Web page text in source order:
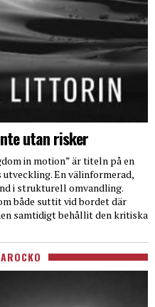
utan risker
in motion” är titeln på en
utveckling. En välinformerad,
i strukturell omvandling.
både suttit vid bordet där
samtidigt behållit den kritiska